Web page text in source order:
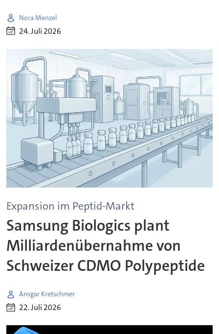
Nora Menzel
24. Juli 2026
Expansion im Peptid-Markt
Samsung Biologics plant
Milliardenübernahme von
Schweizer CDMO Polypeptide
Ansgar Kretschmer
22. Juli 2026